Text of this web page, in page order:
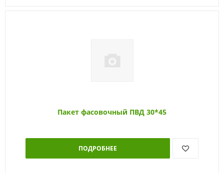
Пакет фасовочный ПВД 30*45
ПОДРОБНЕЕ